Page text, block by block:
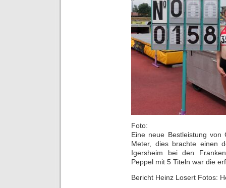
Foto:
Eine neue Bestleistung
Meter, dies brachte einen
Igersheim bei den
Peppel mit 5 Titeln war die
Bericht Heinz Losert Fotos: